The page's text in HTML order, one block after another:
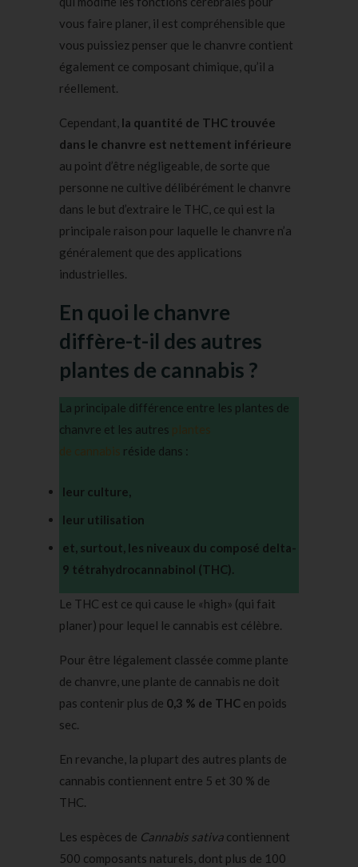
vous faire planer, il est compréhensible que
vous puissiez penser que le chanvre contient
également ce composant chimique, qu’il a
réellement.
Cependant, la quantité de THC trouvée
dans le chanvre est nettement inférieure
au point d’être négligeable, de sorte que
personne ne cultive délibérément le chanvre
dans le but d’extraire le THC, ce qui est la
principale raison pour laquelle le chanvre n’a
généralement que des applications
industrielles.
En quoi le chanvre
diffère-t-il des autres
plantes de cannabis ?
La principale différence entre les plantes de
chanvre et les autres plantes
de cannabis réside dans :
leur culture,
leur utilisation
et, surtout, les niveaux du composé delta-
9 tétrahydrocannabinol (THC).
Le THC est ce qui cause le «high» (qui fait
planer) pour lequel le cannabis est célèbre.
Pour être légalement classée comme plante
de chanvre, une plante de cannabis ne doit
pas contenir plus de 0,3 % de THC en poids
sec.
En revanche, la plupart des autres plants de
cannabis contiennent entre 5 et 30 % de
THC.
Les espèces de Cannabis sativa contiennent
500 composants naturels, dont plus de 100